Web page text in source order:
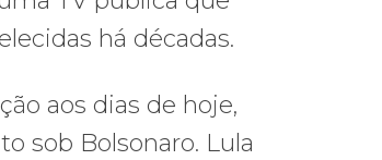
há décadas.
aos dias de hoje,
sob Bolsonaro. Lula